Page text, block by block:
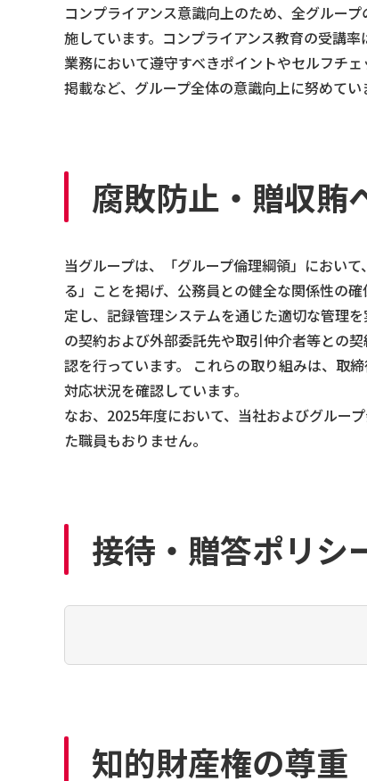
コンプライアンス意識向上のため、全グルー
施しています。コンプライアンス教育の受講
業務において遵守すべきポイントやセルフチ
掲載など、グループ全体の意識向上に努めてい
腐敗防止・贈収賄
当グループは、「グループ倫理綱領」におい
る」ことを掲げ、公務員との健全な関係性の
定し、記録管理システムを通じた適切な管理
の契約および外部委託先や取引仲介者等との
認を行っています。 これらの取り組みは、取
対応状況を確認しています。
なお、2025年度において、当社およびグルー
た職員もおりません。
接待・贈答ポリシ
知的財産権の尊重